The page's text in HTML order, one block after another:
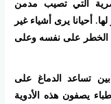
التي تصيب مدمن
أحيانا يرى أشياء غير
الخطر على نفسه وعلى
تساعد الدماغ على
يصفون هذه الأدوية